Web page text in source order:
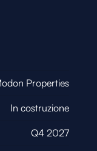
Properties
In costruzione
Q4 2027